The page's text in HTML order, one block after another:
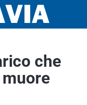
che
muore